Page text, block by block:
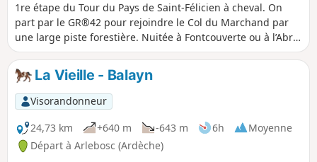
1re étape du Tour du Pays de Saint-Félicien à cheval. On
part par le GR®42 pour rejoindre le Col du Marchand par
une large piste forestière. Nuitée à Fontcouverte ou à l’Abri
du Pèlerin à Lalouvesc que l'on rejoint en contournant le
Mont Besset par l'Est.
La Vieille - Balayn
Visorandonneur
24,73 km
+640 m -643 m 6h
Moyenne
Départ à Arlebosc (Ardèche)